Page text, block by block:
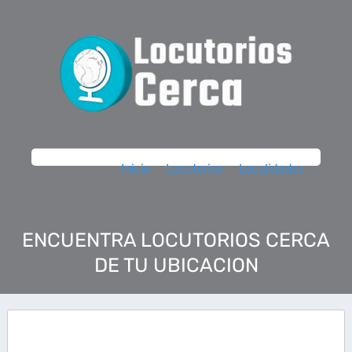
Inicio Locutorios Localidades
ENCUENTRA LOCUTORIOS CERCA
DE TU UBICACION